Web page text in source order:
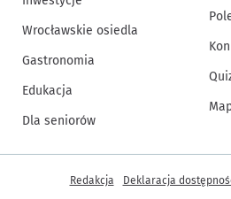
Wrocławskie osiedla
Gastronomia
Edukacja
Dla seniorów
Inne informacje
Redakcja Deklaracja